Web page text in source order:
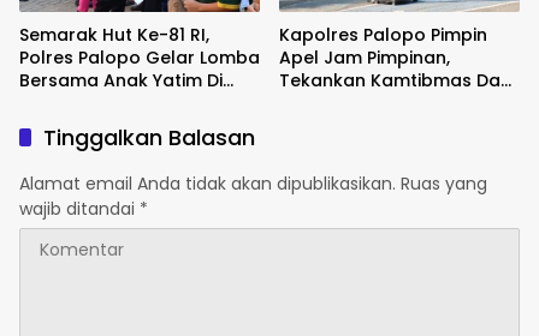
Semarak Hut Ke-81 RI,
Polres Palopo Gelar Lomba
Bersama Anak Yatim Di
Halimatusaddiah
Kapolres Palopo Pimpin
Apel Jam Pimpinan,
Tekankan Kamtibmas Dan
Tinggalkan Balasan
Alamat email Anda tidak akan dipublikasikan. Ruas yang
wajib ditandai *